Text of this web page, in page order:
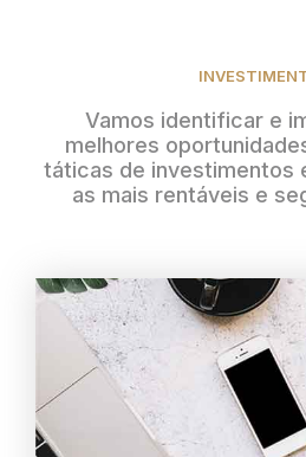
Vamos identificar e
melhores
táticas de investimentos
as mais rentáveis e